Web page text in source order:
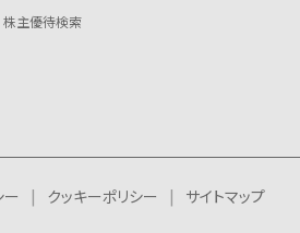
株主優待検索
ー クッキーポリシー
サイトマップ